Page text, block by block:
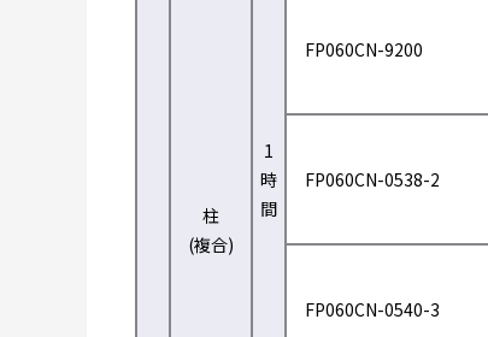
柱
(複合)
1
時
間
FP060CN-9200
FP060CN-0538-2
FP060CN-0540-3